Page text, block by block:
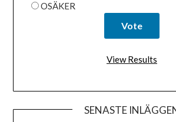
OSÄKER
View Results
SENASTE